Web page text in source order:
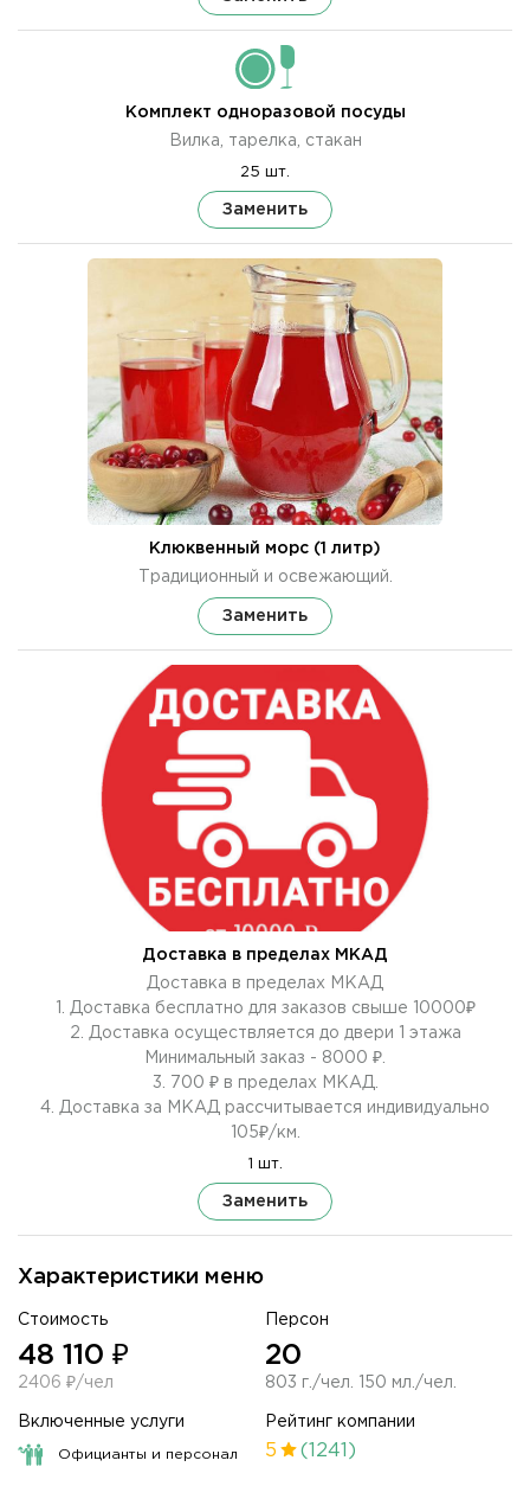
Характеристики меню
Стоимость
48 110 ₽
2406 ₽/чел
Персон
20
803 г./чел. 150 мл./чел.
Включенные услуги
Официанты и персонал
Рейтинг компании
5 (1241)
Комплект одноразовой посуды
Вилка, тарелка, стакан
25 шт.
Заменить
Клюквенный морс (1 литр)
Традиционный и освежающий.
Заменить
Доставка в пределах МКАД
Доставка в пределах МКАД
1. Доставка бесплатно для заказов свыше 10000₽
2. Доставка осуществляется до двери 1 этажа
Минимальный заказ - 8000 ₽.
3. 700 ₽ в пределах МКАД.
4. Доставка за МКАД рассчитывается индивидуально
105₽/км.
1 шт.
Заменить